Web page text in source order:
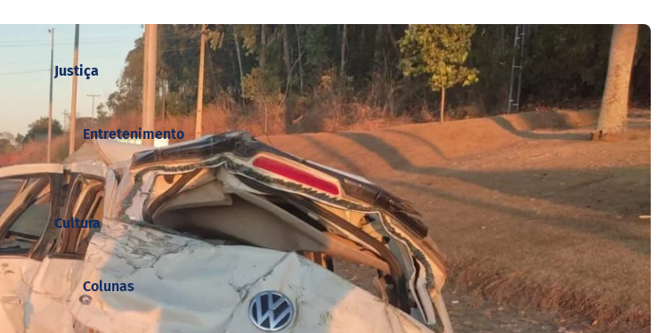
Entretenimento
Colunas
Justiça
Cultura